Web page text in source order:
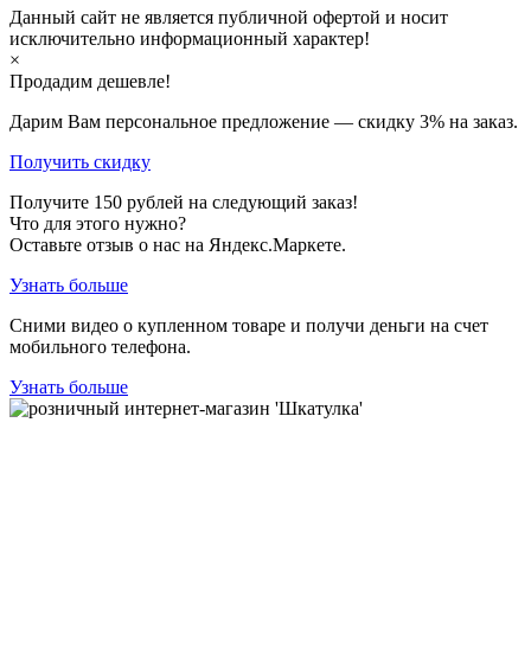
Данный сайт не является публичной офертой и носит
исключительно информационный характер!
×
Продадим дешевле!
Дарим Вам персональное предложение — скидку 3% на заказ.
Получить скидку
Получите 150 рублей на следующий заказ!
Что для этого нужно?
Оставьте отзыв о нас на Яндекс.Маркете.
Узнать больше
Сними видео о купленном товаре и получи деньги на счет
мобильного телефона.
Узнать больше